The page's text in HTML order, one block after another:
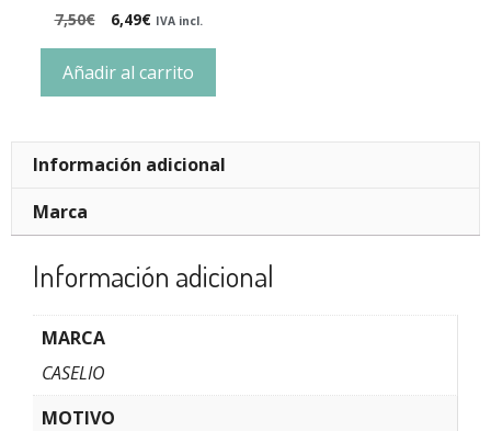
7,50€ 6,49€ IVA incl.
Añadir al carrito
Información adicional
Marca
Información adicional
MARCA
CASELIO
MOTIVO